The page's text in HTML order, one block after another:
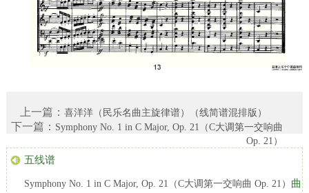
上一篇： 喜洋洋（民乐名曲主旋律谱）（线简谱混排版）
下一篇： Symphony No. 1 in C Major, Op. 21（C大调第一交响曲
Op. 21）
五线谱
Symphony No. 1 in C Major, Op. 21（C大调第一交响曲 Op. 21） 曲